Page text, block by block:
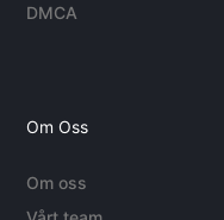
DMCA
Om Oss
Om oss